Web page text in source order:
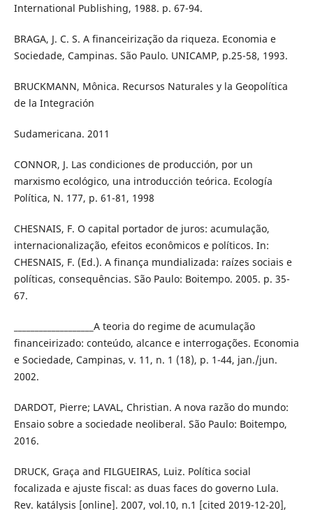
International Publishing, 1988. p. 67-94.
BRAGA, J. C. S. A financeirização da riqueza. Economia e
Sociedade, Campinas. São Paulo. UNICAMP, p.25-58, 1993.
BRUCKMANN, Mônica. Recursos Naturales y la Geopolítica
de la Integración
Sudamericana. 2011
CONNOR, J. Las condiciones de producción, por un
marxismo ecológico, una introducción teórica. Ecología
Política, N. 177, p. 61-81, 1998
CHESNAIS, F. O capital portador de juros: acumulação,
internacionalização, efeitos econômicos e políticos. In:
CHESNAIS, F. (Ed.). A finança mundializada: raízes sociais e
políticas, consequências. São Paulo: Boitempo. 2005. p. 35-
67.
___________________A teoria do regime de acumulação
financeirizado: conteúdo, alcance e interrogações. Economia
e Sociedade, Campinas, v. 11, n. 1 (18), p. 1-44, jan./jun.
2002.
DARDOT, Pierre; LAVAL, Christian. A nova razão do mundo:
Ensaio sobre a sociedade neoliberal. São Paulo: Boitempo,
2016.
DRUCK, Graça and FILGUEIRAS, Luiz. Política social
focalizada e ajuste fiscal: as duas faces do governo Lula.
Rev. katálysis [online]. 2007, vol.10, n.1 [cited 2019-12-20],